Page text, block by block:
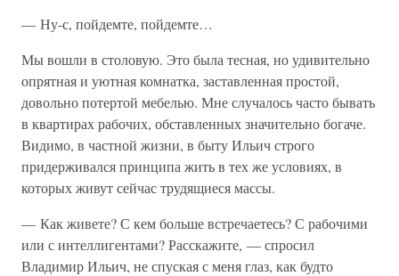
— Ну-с, пойдемте, пойдемте…
Мы вошли в столовую. Это была тесная, но удивительно
опрятная и уютная комнатка, заставленная простой,
довольно потертой мебелью. Мне случалось часто бывать
в квартирах рабочих, обставленных значительно богаче.
Видимо, в частной жизни, в быту Ильич строго
придерживался принципа жить в тех же условиях, в
которых живут сейчас трудящиеся массы.
— Как живете? С кем больше встречаетесь? С рабочими
или с интеллигентами? Расскажите, — спросил
Владимир Ильич, не спуская с меня глаз, как будто